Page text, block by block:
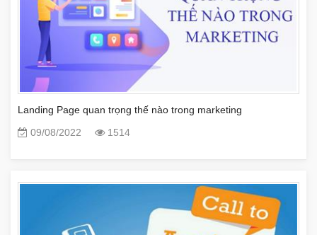
Landing Page quan trọng thế nào trong marketing
09/08/2022
1514